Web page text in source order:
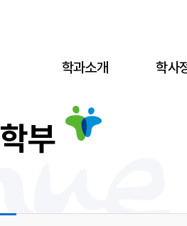
학과소개 학사
학부